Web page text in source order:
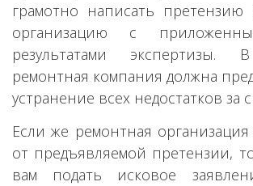
грамотно написать
организацию с
результатами экспертизы.
ремонтная компания должна
устранение всех недостатков за
Если же ремонтная организация
от предъявляемой претензии,
вам подать исковое